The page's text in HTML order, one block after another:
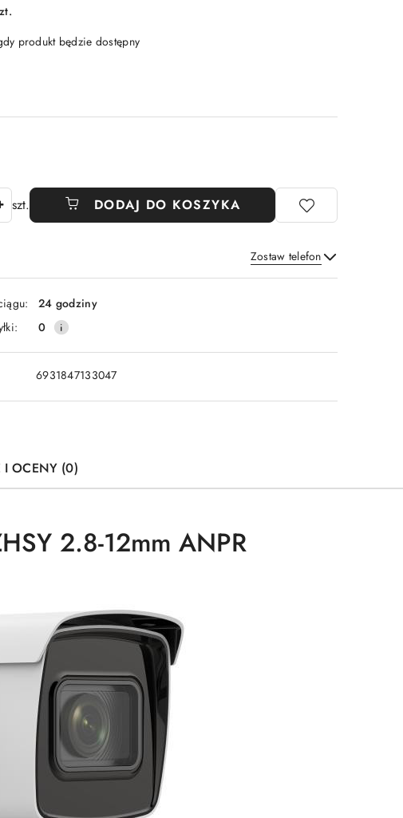
produkt będzie dostępny
szt. DODAJ DO KOSZYKA
Zostaw telefon
Wyślij
24 godziny
0
6931847133047
I OCENY (0)
2.8-12mm ANPR